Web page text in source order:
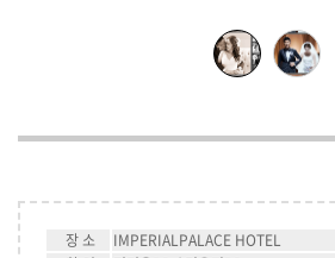
장 소
IMPERIALPALACE HOTEL